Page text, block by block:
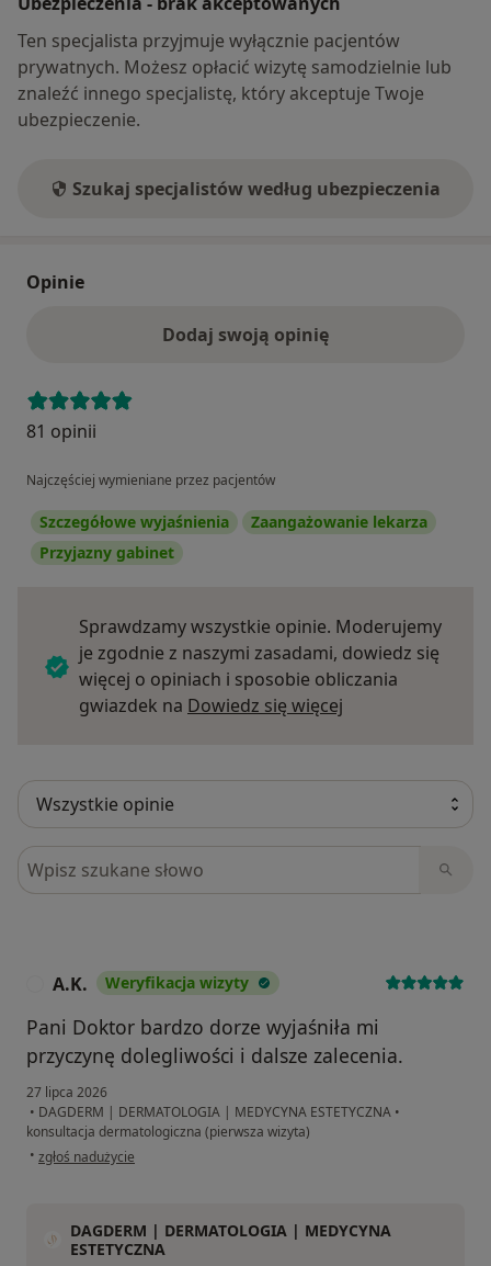
Ten specjalista przyjmuje wyłącznie pacjentów
prywatnych. Możesz opłacić wizytę samodzielnie lub
znaleźć innego specjalistę, który akceptuje Twoje
ubezpieczenie.
Szukaj specjalistów według ubezpieczenia
Opinie
Dodaj swoją opinię
81 opinii
Najczęściej wymieniane przez pacjentów
Szczegółowe wyjaśnienia
Zaangażowanie lekarza
Przyjazny gabinet
Sprawdzamy wszystkie opinie. Moderujemy
je zgodnie z naszymi zasadami, dowiedz się
więcej o opiniach i sposobie obliczania
gwiazdek na Dowiedz się więcej
Szukaj w opiniach
A.K. Weryfikacja wizyty
Pani Doktor bardzo dorze wyjaśniła mi
przyczynę dolegliwości i dalsze zalecenia.
27 lipca 2026
• DAGDERM | DERMATOLOGIA | MEDYCYNA ESTETYCZNA •
konsultacja dermatologiczna (pierwsza wizyta)
• w opinii użytkownika A.K.
zgłoś nadużycie
DAGDERM | DERMATOLOGIA | MEDYCYNA
ESTETYCZNA